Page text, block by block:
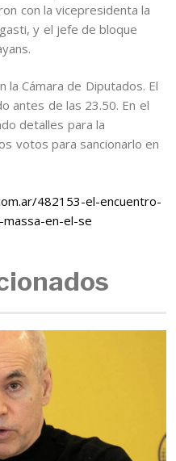
con la vicepresidenta la
y el jefe de bloque
la Cámara de Diputados. El
antes de las 23.50. En el
detalles para la
votos para sancionarlo en
482153-el-encuentro-
en-el-se